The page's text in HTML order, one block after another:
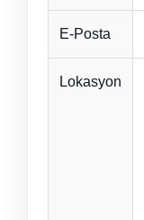
E-Posta
Lokasyon